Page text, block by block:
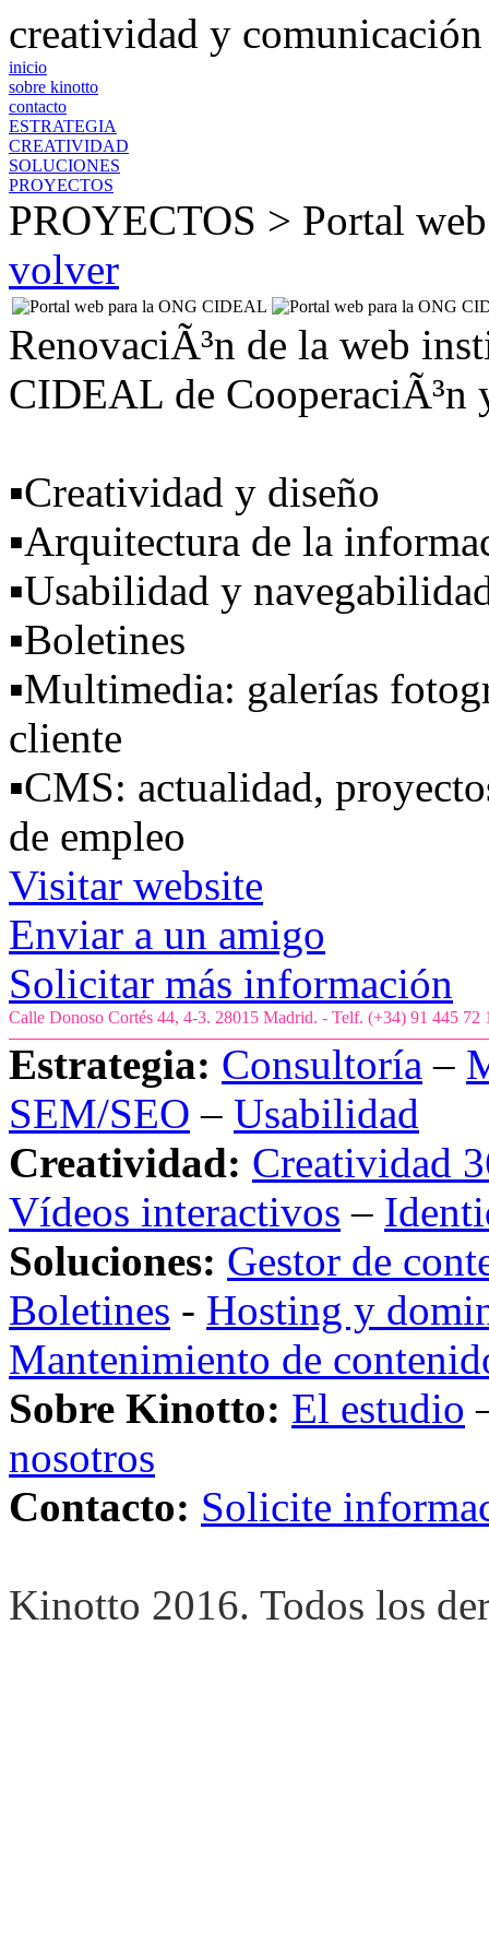
creatividad y
inicio
sobre kinotto
contacto
ESTRATEGIA
CREATIVIDAD
SOLUCIONES
PROYECTOS
PROYECTOS > Portal
volver
RenovaciÃ³n de la web
CIDEAL de CooperaciÃ³n
▪Creatividad y diseño
▪Arquitectura de la
▪Usabilidad y
▪Boletines
▪Multimedia: galerías
cliente
▪CMS: actualidad,
de empleo
Visitar website
Enviar a un amigo
Solicitar más información
Calle Donoso Cortés 44, 4-3. 28015 Madrid. - Telf. (+34) 91 445 72
Estrategia: Consultoría –
SEM/SEO – Usabilidad
Creatividad: Creatividad
Vídeos interactivos –
Soluciones: Gestor de
Boletines - Hosting y
Mantenimiento de
Sobre Kinotto: El estudio
nosotros
Contacto: Solicite
Kinotto 2016. Todos los